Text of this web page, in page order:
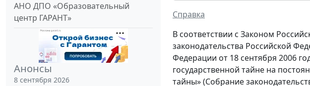
АНО ДПО «Образовательный
центр ГАРАНТ»
Анонсы
8 сентября 2026
Справка
В соответствии с Законом
законодательства Российской
Федерации от 18 сентября 2006
государственной тайне на
тайны» (Собрание